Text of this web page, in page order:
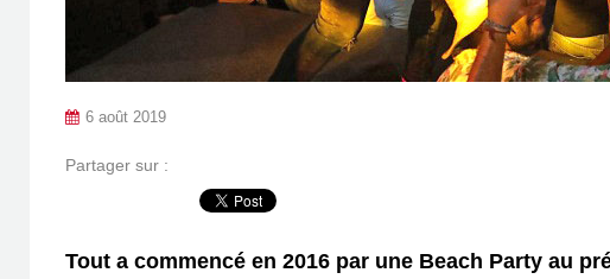
6 août 2019
Partager sur :
Tout a commencé en 2016 par une Beach Party au